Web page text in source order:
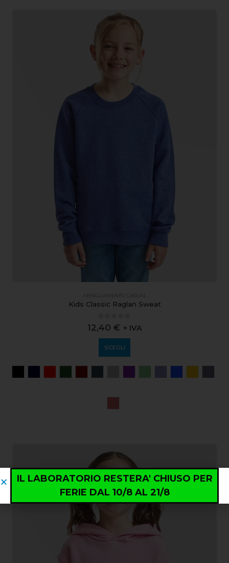
ABBIGLIAMENTO CASUAL
Kids Classic Raglan Sweat
0out of 5
12,40 € + IVA
SCEGLI
IL LABORATORIO RESTERA' CHIUSO PER
FERIE DAL 10/8 AL 21/8